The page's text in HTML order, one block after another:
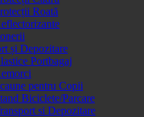
Roată
și Depozitare
Portbagaj
pentru Copii
Biciclete/Parcare
si Depozitare